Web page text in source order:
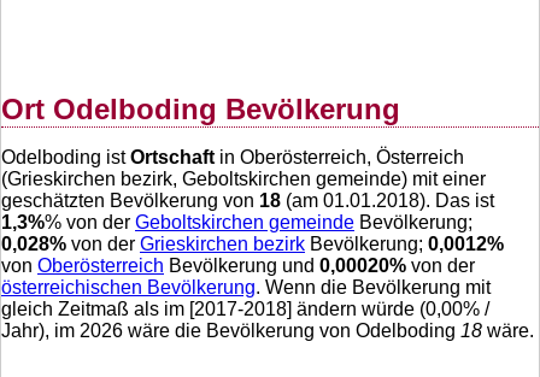
Ort Odelboding Bevölkerung
Odelboding istOrtschaft in Oberösterreich, Österreich
(Grieskirchen bezirk, Geboltskirchen gemeinde) mit einer
geschätzten Bevölkerung von 18 (am 01.01.2018). Das ist
1,3%% von der Geboltskirchen gemeinde Bevölkerung;
0,028% von der Grieskirchen bezirk Bevölkerung; 0,0012%
von Oberösterreich Bevölkerung und 0,00020% von der
österreichischen Bevölkerung. Wenn die Bevölkerung mit
gleich Zeitmaß als im [2017-2018] ändern würde (0,00% /
Jahr), im 2026 wäre die Bevölkerung von Odelboding 18 wäre.